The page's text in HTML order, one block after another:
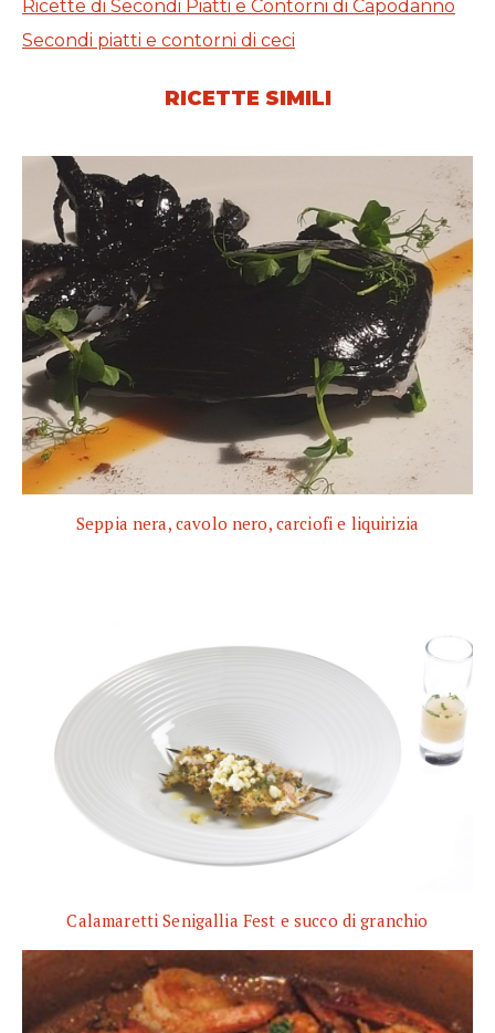
Ricette di Secondi Piatti e Contorni di Capodanno
Secondi piatti e contorni di ceci
RICETTE SIMILI
Seppia nera, cavolo nero, carciofi e liquirizia
Calamaretti Senigallia Fest e succo di granchio